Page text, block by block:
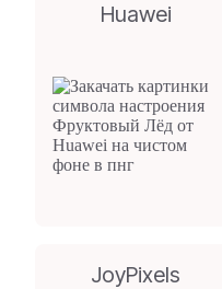
Huawei
JoyPixels